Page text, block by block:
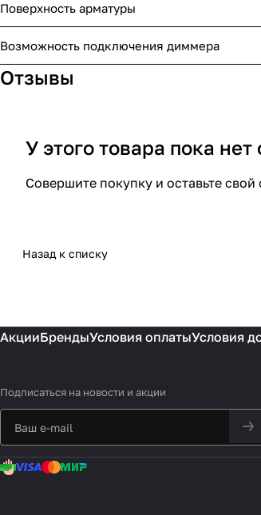
Поверхность арматуры
Возможность подключения диммера
Отзывы
У этого товара пока
Совершите покупку и оставьте
Назад к списку
АкцииБрендыУсловия оплатыУсловия
Подписаться на новости и акции